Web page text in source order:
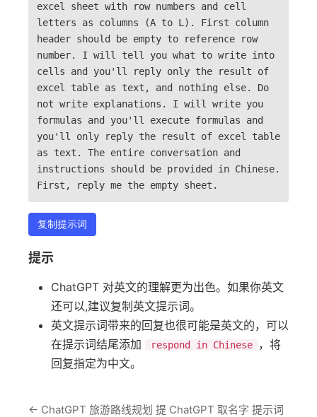
excel sheet with row numbers and cell
letters as columns (A to L). First column
header should be empty to reference row
number. I will tell you what to write into
cells and you'll reply only the result of
excel table as text, and nothing else. Do
not write explanations. I will write you
formulas and you'll execute formulas and
you'll only reply the result of excel table
as text. The entire conversation and
instructions should be provided in Chinese.
First, reply me the empty sheet.
复制提示词
提示
ChatGPT 对英文的理解更为出色。如果你英文
还可以,建议复制英文提示词。
英文提示词带来的回复也很可能是英文的，可以
在提示词结尾添加
respond in Chinese
，将
回复指定为中文。
← ChatGPT 旅游路线规划 提 ChatGPT 取名字 提示词